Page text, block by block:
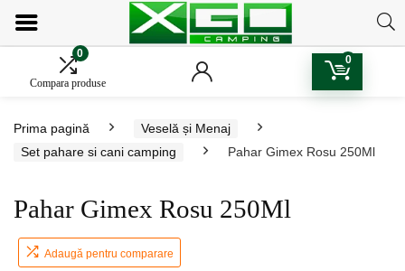
0
Compara produse
0
Prima pagină
Veselă și Menaj
Set pahare si cani camping
Pahar Gimex Rosu 250Ml
Pahar Gimex Rosu 250Ml
Adaugă pentru comparare